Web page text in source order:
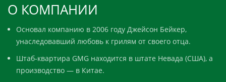
О КОМПАНИИ
Основал компанию в 2006 году Джейсон Бейкер,
унаследовавший любовь к грилям от своего отца.
Штаб-квартира GMG находится в штате Невада (США), а
производство — в Китае.